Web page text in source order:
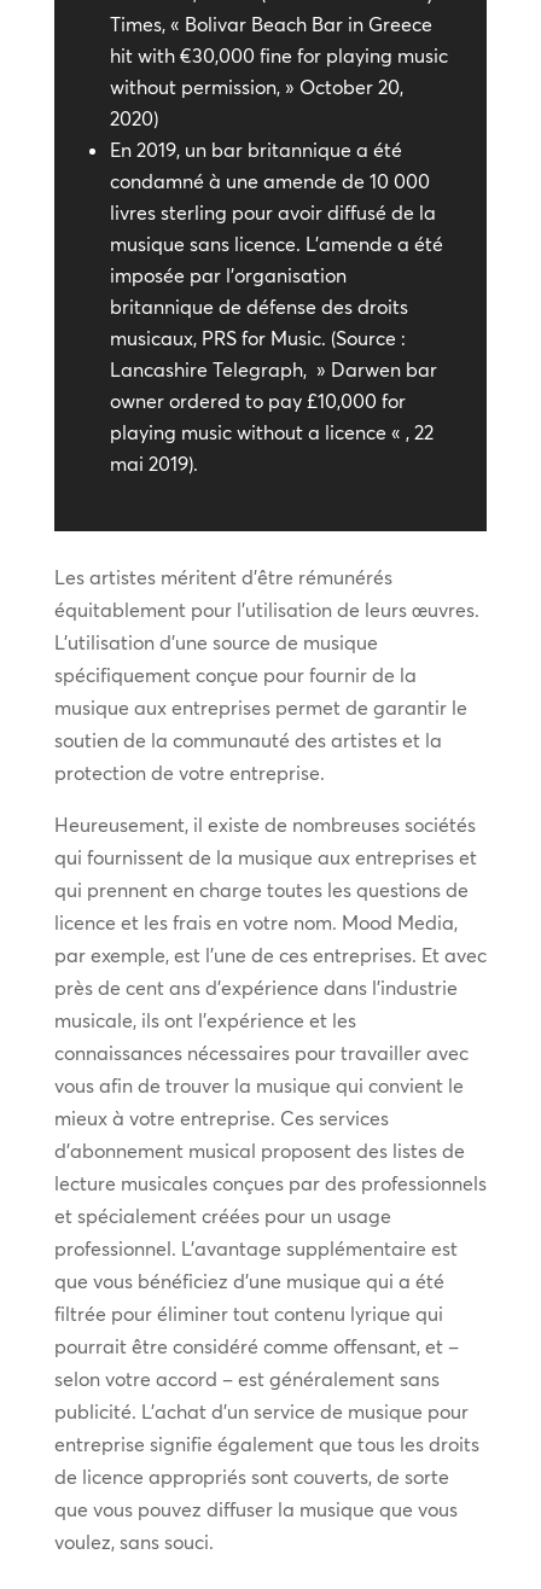
Times, « Bolivar Beach Bar in Greece
hit with €30,000 fine for playing music
without permission, » October 20,
2020)
En 2019, un bar britannique a été
condamné à une amende de 10 000
livres sterling pour avoir diffusé de la
musique sans licence. L’amende a été
imposée par l’organisation
britannique de défense des droits
musicaux, PRS for Music. (Source :
Lancashire Telegraph, » Darwen bar
owner ordered to pay £10,000 for
playing music without a licence « , 22
mai 2019).
Les artistes méritent d’être rémunérés
équitablement pour l’utilisation de leurs œuvres.
L’utilisation d’une source de musique
spécifiquement conçue pour fournir de la
musique aux entreprises permet de garantir le
soutien de la communauté des artistes et la
protection de votre entreprise.
Heureusement, il existe de nombreuses sociétés
qui fournissent de la musique aux entreprises et
qui prennent en charge toutes les questions de
licence et les frais en votre nom. Mood Media,
par exemple, est l’une de ces entreprises. Et avec
près de cent ans d’expérience dans l’industrie
musicale, ils ont l’expérience et les
connaissances nécessaires pour travailler avec
vous afin de trouver la musique qui convient le
mieux à votre entreprise. Ces services
d’abonnement musical proposent des listes de
lecture musicales conçues par des professionnels
et spécialement créées pour un usage
professionnel. L’avantage supplémentaire est
que vous bénéficiez d’une musique qui a été
filtrée pour éliminer tout contenu lyrique qui
pourrait être considéré comme offensant, et –
selon votre accord – est généralement sans
publicité. L’achat d’un service de musique pour
entreprise signifie également que tous les droits
de licence appropriés sont couverts, de sorte
que vous pouvez diffuser la musique que vous
voulez, sans souci.